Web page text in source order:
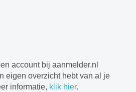
account bij aanmelder.nl
eigen overzicht hebt van al je
informatie, klik hier.